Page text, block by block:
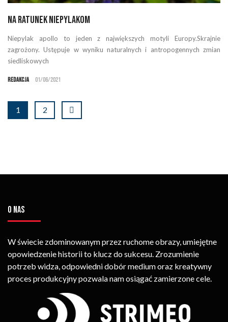
Na ratunek niepylakom
Niepylak apollo to jeden z największych motyli Europy.Skrajnie
zagrożony. Ustępuje w wyniku naturalnych i antropogennych zmian
siedliskowych
Redakcja 01/06/2021
1 2
O NAS
W świecie zdominowanym przez ruchome obrazy, umiejętne
opowiedzenie historii to klucz do sukcesu. Zrozumienie
potrzeb widza, odpowiedni dobór medium oraz kreatywny
proces produkcyjny pozwala nam osiągać zamierzone cele.